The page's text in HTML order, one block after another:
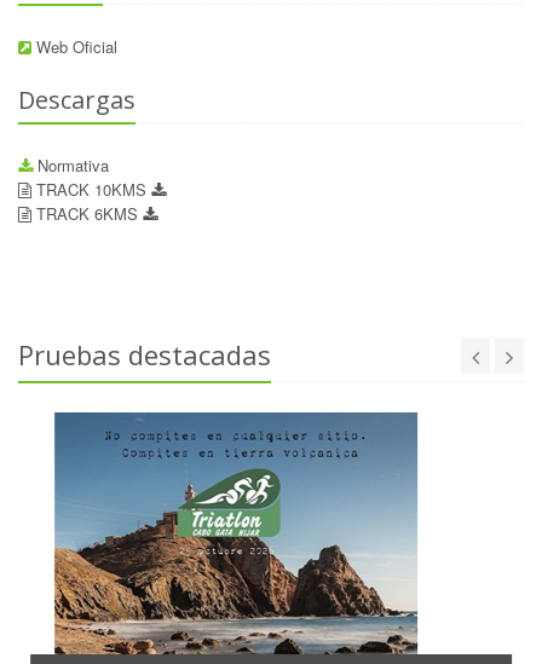
Web Oficial
Descargas
Normativa
TRACK 10KMS
TRACK 6KMS
Pruebas destacadas